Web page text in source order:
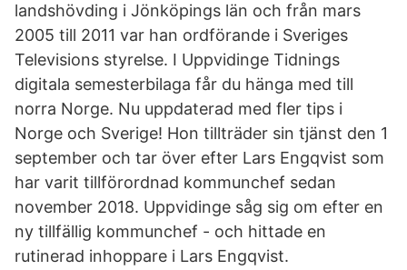
landshövding i Jönköpings län och från mars
2005 till 2011 var han ordförande i Sveriges
Televisions styrelse. I Uppvidinge Tidnings
digitala semesterbilaga får du hänga med till
norra Norge. Nu uppdaterad med fler tips i
Norge och Sverige! Hon tillträder sin tjänst den 1
september och tar över efter Lars Engqvist som
har varit tillförordnad kommunchef sedan
november 2018. Uppvidinge såg sig om efter en
ny tillfällig kommunchef - och hittade en
rutinerad inhoppare i Lars Engqvist.